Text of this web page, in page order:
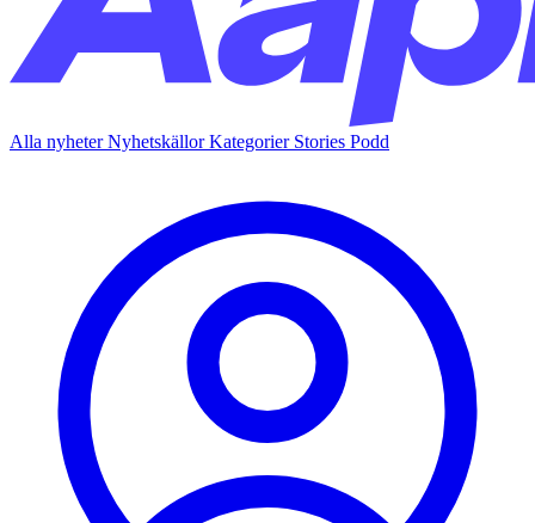
Alla nyheterNyhetskällorKategorier Stories Podd